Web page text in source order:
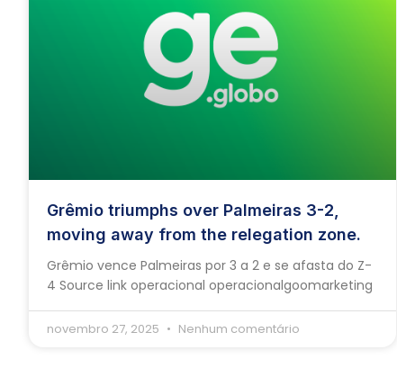
Grêmio triumphs over Palmeiras 3-2,
moving away from the relegation zone.
Grêmio vence Palmeiras por 3 a 2 e se afasta do Z-
4 Source link operacional operacionalgoomarketing
novembro 27, 2025 Nenhum comentário